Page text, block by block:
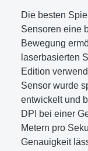
Die besten
Sensoren eine
Bewegung
laserbasierten
Edition
Sensor wurde
entwickelt und
DPI bei einer
Metern pro
Genauigkeit